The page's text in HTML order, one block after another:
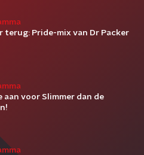
terug: Pride-mix van Dr Packer
aan voor Slimmer dan de